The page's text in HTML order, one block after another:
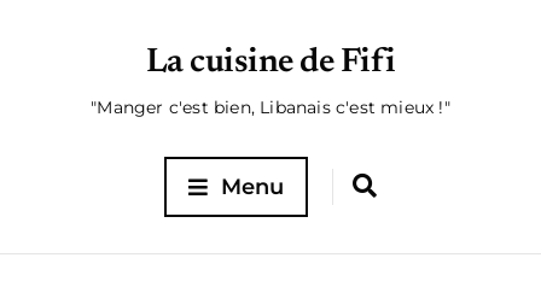
La cuisine de Fifi
"Manger c'est bien, Libanais c'est mieux !"
Menu